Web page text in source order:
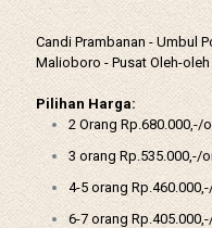
Candi Prambanan - Umbul
Malioboro - Pusat Oleh-oleh
Pilihan Harga:
2 Orang Rp.680.000,-/
3 orang Rp.535.000,-/
4-5 orang
6-7 orang